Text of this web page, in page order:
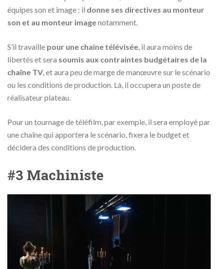
équipes son et image : il donne ses directives au monteur
son et au monteur imagenotamment.
S’il travaille pour une chaine télévisée, il aura moins de
libertés et sera soumis aux contraintes budgétaires de la
chaîne TV, et aura peu de marge de manœuvre sur le scénario
ou les conditions de production. Là, il occupera un poste de
réalisateur plateau.
Pour un tournage de téléfilm, par exemple, il sera employé par
une chaîne qui apportera le scénario, fixera le budget et
décidera des conditions de production.
#3 Machiniste